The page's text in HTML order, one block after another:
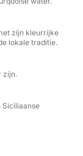
wordt
met de
en kleine
wil
zijn kleurrijke
lokale traditie.
zijn.
Siciliaanse